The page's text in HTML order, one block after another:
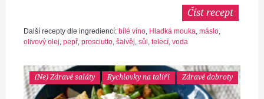
Číst recept
Další recepty dle ingrediencí: bílé víno, Hladká mouka, máslo,
olivový olej, pepř, prosciutto, šalvěj, sůl, telecí, voda
(Ne) Zdravé saláty Rychlovky na talíři Zdravé dobroty